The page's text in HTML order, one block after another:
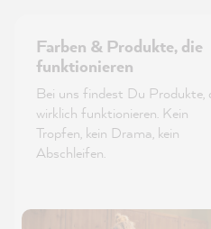
Farben & Produkte, die
funktionieren
Bei uns findest Du Produkte,
wirklich funktionieren. Kein
Tropfen, kein Drama, kein
Abschleifen.